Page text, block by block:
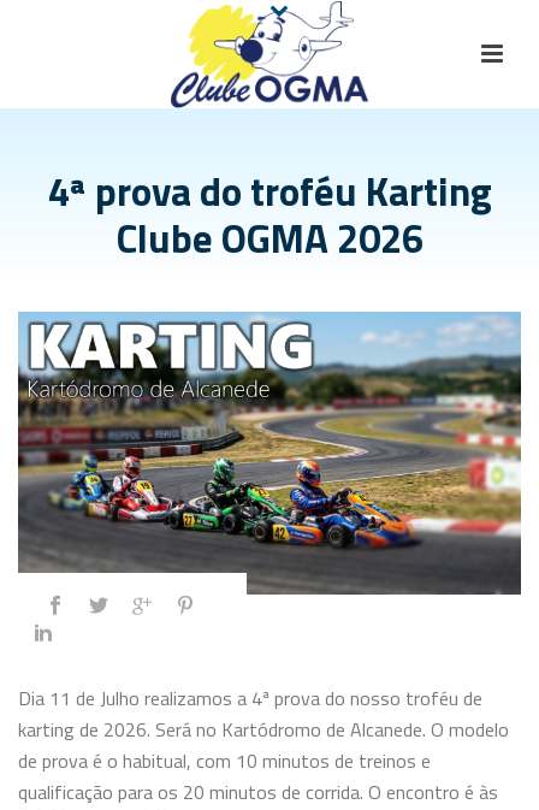
4ª prova do troféu Karting
Clube OGMA 2026
Dia 11 de Julho realizamos a 4ª prova do nosso troféu de
karting de 2026. Será no Kartódromo de Alcanede. O modelo
de prova é o habitual, com 10 minutos de treinos e
qualificação para os 20 minutos de corrida. O encontro é às